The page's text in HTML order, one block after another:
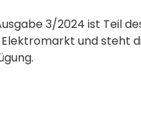
3/2024 ist Teil
und steht